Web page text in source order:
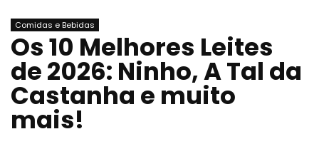
Comidas e Bebidas
Os 10 Melhores Leites
de 2026: Ninho, A Tal da
Castanha e muito
mais!